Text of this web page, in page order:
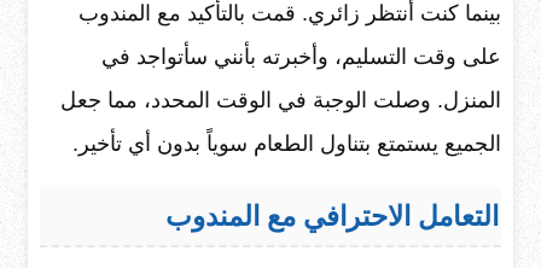
بينما كنت أنتظر زائري. قمت بالتأكيد مع المندوب
على وقت التسليم، وأخبرته بأنني سأتواجد في
المنزل. وصلت الوجبة في الوقت المحدد، مما جعل
الجميع يستمتع بتناول الطعام سوياً بدون أي تأخير.
التعامل الاحترافي مع المندوب